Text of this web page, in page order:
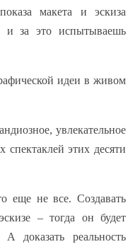
макета и эскиза
и за это испытываешь
идеи в живом
увлекательное
этих десяти
еще не все. Cоздавать
– тогда он будет
доказать реальность